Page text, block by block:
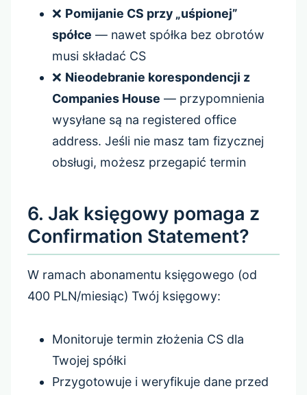
❌ Pomijanie CS przy „uśpionej”
spółce — nawet spółka bez obrotów
musi składać CS
❌ Nieodebranie korespondencji z
Companies House — przypomnienia
wysyłane są na registered office
address. Jeśli nie masz tam fizycznej
obsługi, możesz przegapić termin
6. Jak księgowy pomaga z
Confirmation Statement?
W ramach abonamentu księgowego (od
400 PLN/miesiąc) Twój księgowy:
Monitoruje termin złożenia CS dla
Twojej spółki
Przygotowuje i weryfikuje dane przed